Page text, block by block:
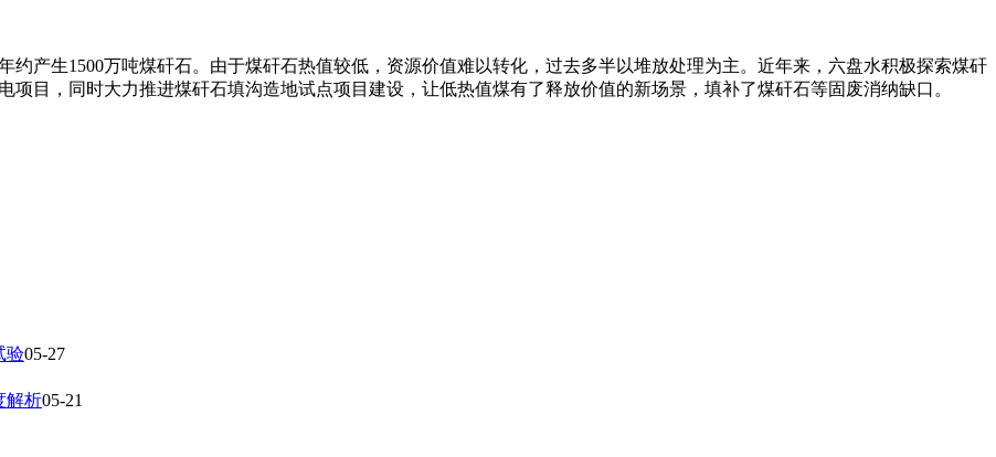
产生1500万吨煤矸石。由于煤矸石热值较低，资源价值难以转化，过去多半以堆放处理为主。近年来，六盘水积极探索煤矸
目，同时大力推进煤矸石填沟造地试点项目建设，让低热值煤有了释放价值的新场景，填补了煤矸石等固废消纳缺口。
验05-27
解析05-21